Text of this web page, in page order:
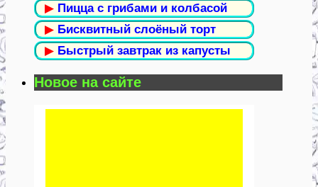
▶ Пицца с грибами и колбасой
▶ Бисквитный слоёный торт
▶ Быстрый завтрак из капусты
Новое на сайте